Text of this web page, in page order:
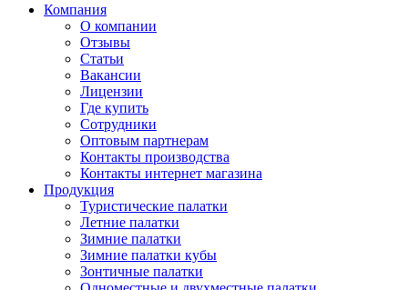
Компания
O компании
Отзывы
Статьи
Вакансии
Лицензии
Где купить
Сотрудники
Оптовым партнерам
Контакты производства
Контакты интернет магазина
Продукция
Туристические палатки
Летние палатки
Зимние палатки
Зимние палатки кубы
Зонтичные палатки